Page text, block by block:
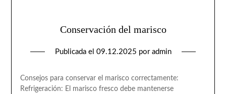
Conservación del marisco
Publicada el 09.12.2025 por admin
Consejos para conservar el marisco correctamente:
Refrigeración: El marisco fresco debe mantenerse